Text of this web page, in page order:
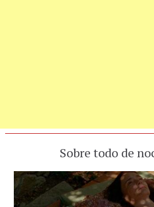
Sobre todo de